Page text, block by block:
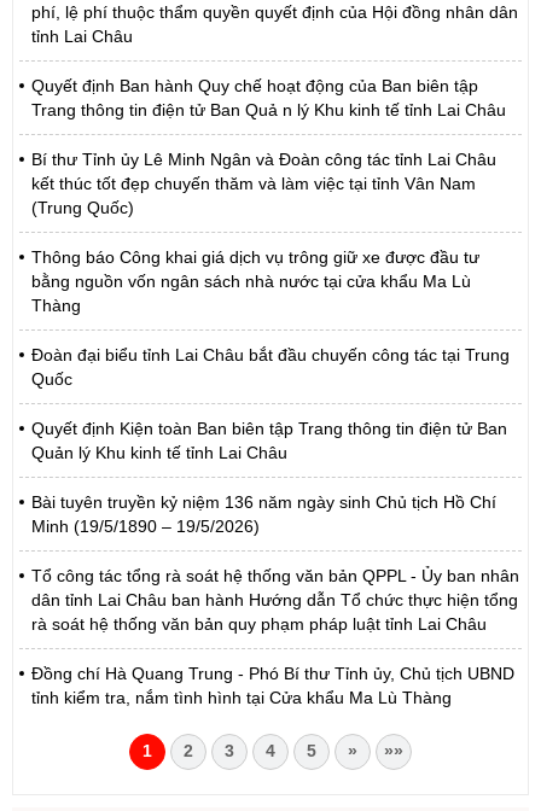
phí, lệ phí thuộc thẩm quyền quyết định của Hội đồng nhân dân
tỉnh Lai Châu
Quyết định Ban hành Quy chế hoạt động của Ban biên tập
Trang thông tin điện tử Ban Quả n lý Khu kinh tế tỉnh Lai Châu
Bí thư Tỉnh ủy Lê Minh Ngân và Đoàn công tác tỉnh Lai Châu
kết thúc tốt đẹp chuyến thăm và làm việc tại tỉnh Vân Nam
(Trung Quốc)
Thông báo Công khai giá dịch vụ trông giữ xe được đầu tư
bằng nguồn vốn ngân sách nhà nước tại cửa khẩu Ma Lù
Thàng
Đoàn đại biểu tỉnh Lai Châu bắt đầu chuyến công tác tại Trung
Quốc
Quyết định Kiện toàn Ban biên tập Trang thông tin điện tử Ban
Quản lý Khu kinh tế tỉnh Lai Châu
Bài tuyên truyền kỷ niệm 136 năm ngày sinh Chủ tịch Hồ Chí
Minh (19/5/1890 – 19/5/2026)
Tổ công tác tổng rà soát hệ thống văn bản QPPL - Ủy ban nhân
dân tỉnh Lai Châu ban hành Hướng dẫn Tổ chức thực hiện tổng
rà soát hệ thống văn bản quy phạm pháp luật tỉnh Lai Châu
Đồng chí Hà Quang Trung - Phó Bí thư Tỉnh ủy, Chủ tịch UBND
tỉnh kiểm tra, nắm tình hình tại Cửa khẩu Ma Lù Thàng
1 2 3 4 5 » »»